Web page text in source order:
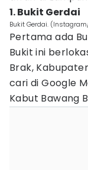
1. Bukit Gerdai
Bukit Gerdai.
Pertama ada
Bukit ini
Brak,
cari di Google
Kabut Bawang